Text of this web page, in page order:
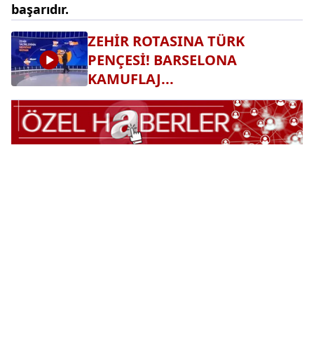
başarıdır.
ZEHİR ROTASINA TÜRK
PENÇESİ! BARSELONA
KAMUFLAJ...